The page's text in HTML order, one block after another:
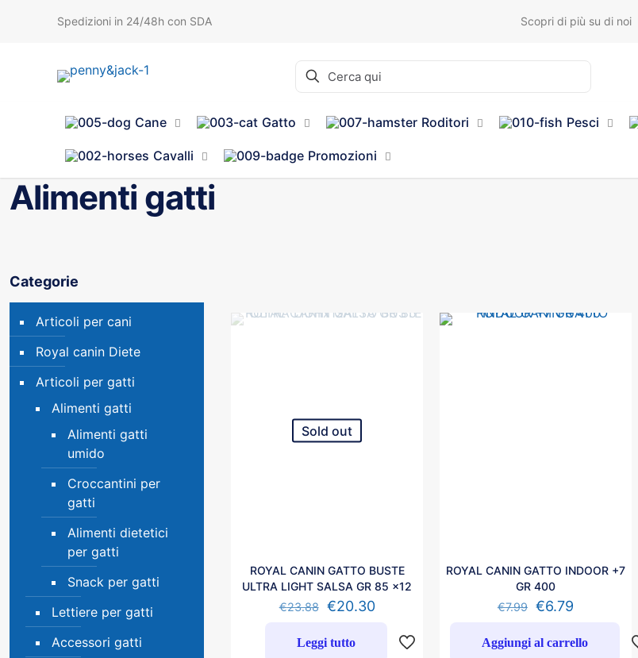
Spedizioni in 24/48h con SDA Scopri di più su di noi
Cane Gatto Roditori Pesci
Cavalli Promozioni
Alimenti gatti
Categorie
Articoli per cani
Royal canin Diete
Articoli per gatti
Alimenti gatti
Alimenti gatti
umido
Croccantini per
gatti
Alimenti dietetici
per gatti
Snack per gatti
Lettiere per gatti
Accessori gatti
Sold out
ROYAL CANIN GATTO BUSTE
ULTRA LIGHT SALSA GR 85 x12
€23.88 €20.30
Leggi tutto
ROYAL CANIN GATTO INDOOR +7
GR 400
€7.99 €6.79
Aggiungi al carrello